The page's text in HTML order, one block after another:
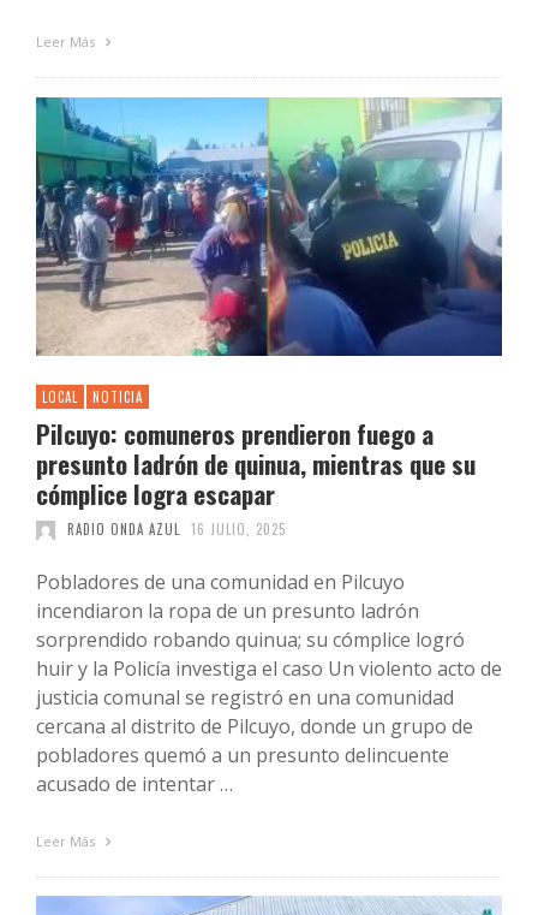
Leer Más
LOCAL NOTICIA
Pilcuyo: comuneros prendieron fuego a
presunto ladrón de quinua, mientras que su
cómplice logra escapar
RADIO ONDA AZUL 16 JULIO, 2025
Pobladores de una comunidad en Pilcuyo
incendiaron la ropa de un presunto ladrón
sorprendido robando quinua; su cómplice logró
huir y la Policía investiga el caso Un violento acto de
justicia comunal se registró en una comunidad
cercana al distrito de Pilcuyo, donde un grupo de
pobladores quemó a un presunto delincuente
acusado de intentar …
Leer Más